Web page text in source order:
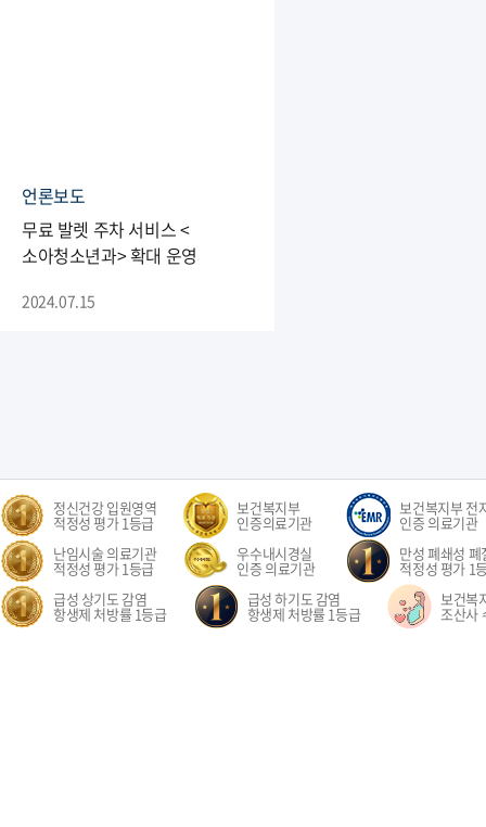
언론보도
무료 발렛 주차 서비스 <
소아청소년과> 확대 운영
2024.07.15
정신건강 입원영역
적정성 평가 1등급
보건복지부
인증의료기관
보건복지부 전
인증 의료기관
난임시술 의료기관
적정성 평가 1등급
우수내시경실
인증 의료기관
만성 폐쇄성
적정성 평가 1
급성 상기도 감염
항생제 처방률 1등급
급성 하기도 감염
항생제 처방률 1등급
보건복
조산사